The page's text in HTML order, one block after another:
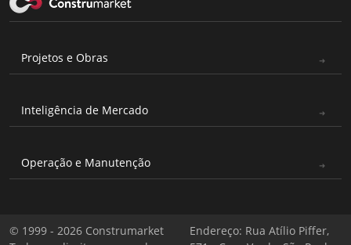
Projetos e Obras
Inteligência de Mercado
Operação e Manutenção
© 1999 - 2026 Construmarket
Endereço: Rua Atílio Piffer,